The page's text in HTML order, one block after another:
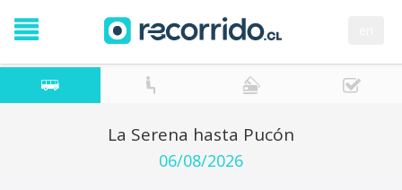
La Serena hasta Pucón
06/08/2026